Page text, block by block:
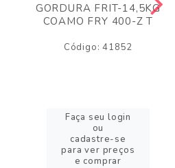
GORDURA FRIT-14,5KG
COAMO FRY 400-Z T
Código: 41852
Faça seu login
ou
cadastre-se
para ver preços
e comprar